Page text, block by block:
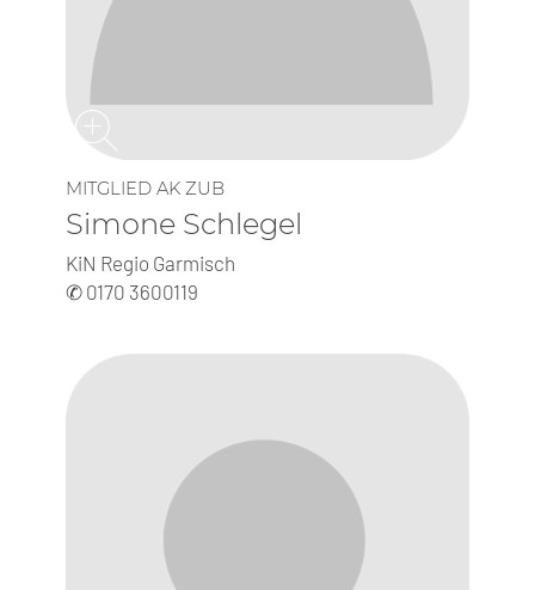
MITGLIED AK ZUB
Simone Schlegel
KiN Regio Garmisch
✆ 0170 3600119